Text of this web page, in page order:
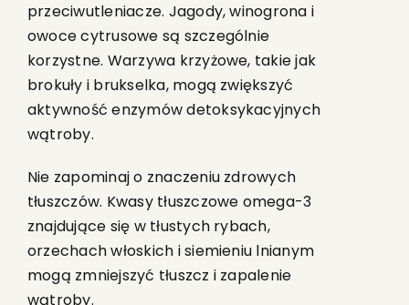
przeciwutleniacze. Jagody, winogrona i
owoce cytrusowe są szczególnie
korzystne. Warzywa krzyżowe, takie jak
brokuły i brukselka, mogą zwiększyć
aktywność enzymów detoksykacyjnych
wątroby.
Nie zapominaj o znaczeniu zdrowych
tłuszczów. Kwasy tłuszczowe omega-3
znajdujące się w tłustych rybach,
orzechach włoskich i siemieniu lnianym
mogą zmniejszyć tłuszcz i zapalenie
wątroby.